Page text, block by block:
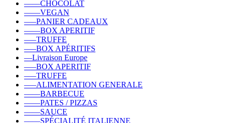
––––CHOCOLAT
––––VEGAN
–––PANIER CADEAUX
––––BOX APERITIF
–––TRUFFE
–––BOX APÉRITIFS
––Livraison Europe
–––BOX APERITIF
–––TRUFFE
–––ALIMENTATION GENERALE
––––BARBECUE
––––PATES / PIZZAS
––––SAUCE
––––SPÉCIALITÉ ITALIENNE